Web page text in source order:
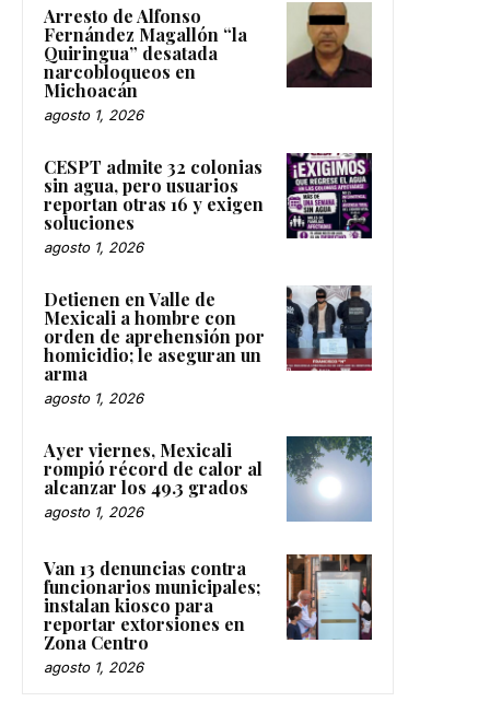
Arresto de Alfonso
Fernández Magallón “la
Quiringua” desatada
narcobloqueos en
Michoacán
agosto 1, 2026
CESPT admite 32 colonias
sin agua, pero usuarios
reportan otras 16 y exigen
soluciones
agosto 1, 2026
Detienen en Valle de
Mexicali a hombre con
orden de aprehensión por
homicidio; le aseguran un
arma
agosto 1, 2026
Ayer viernes, Mexicali
rompió récord de calor al
alcanzar los 49.3 grados
agosto 1, 2026
Van 13 denuncias contra
funcionarios municipales;
instalan kiosco para
reportar extorsiones en
Zona Centro
agosto 1, 2026